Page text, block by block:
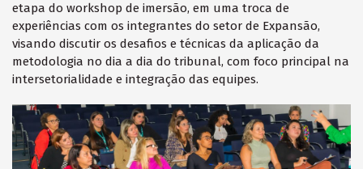
etapa do workshop de imersão, em uma troca de
experiências com os integrantes do setor de Expansão,
visando discutir os desafios e técnicas da aplicação da
metodologia no dia a dia do tribunal, com foco principal na
intersetorialidade e integração das equipes.